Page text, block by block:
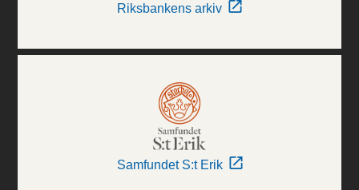
Riksbankens arkiv
Samfundet S:t Erik